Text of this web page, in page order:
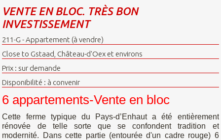
VENTE EN BLOC. TRÈS BON
INVESTISSEMENT
211-G - Appartement (à vendre)
Close to Gstaad, Château-d'Oex et environs
Prix : sur demande
Disponibilité : à convenir
6 appartements-Vente en bloc
Cette ferme typique du Pays-d’Enhaut a été entièrement
rénovée de telle sorte que se confondent tradition et
modernité. Dans cette partie (entourée d'un cadre rouge) 6